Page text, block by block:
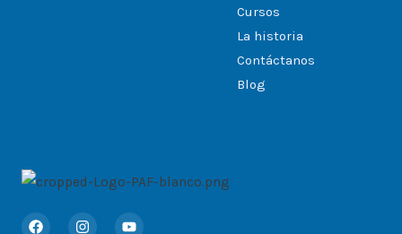
F
I
Y
Cursos
La historia
Contáctanos
Blog